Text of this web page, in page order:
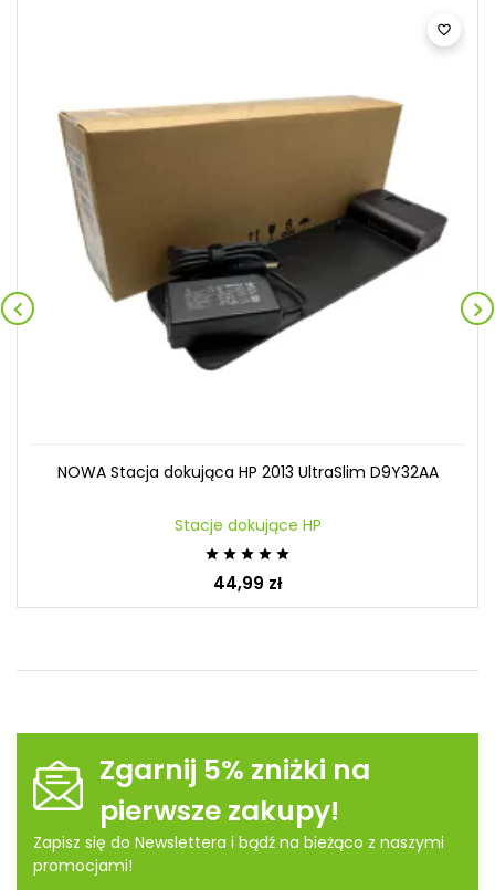


NOWA Stacja dokująca HP 2013 UltraSlim D9Y32AA
Stacje dokujące HP
    
44,99 zł

Zgarnij 5% zniżki na
pierwsze zakupy!
Zapisz się do Newslettera i bądź na bieżąco z naszymi
promocjami!